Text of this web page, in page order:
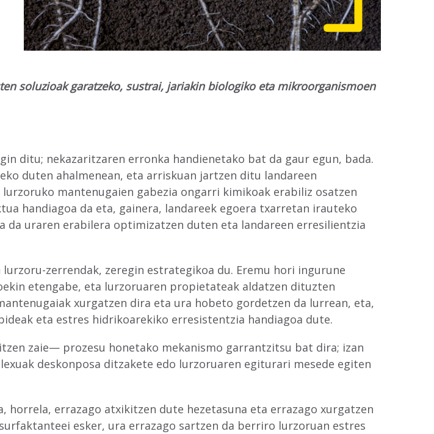
soluzioak garatzeko, sustrai, jariakin biologiko eta mikroorganismoen
ditu; nekazaritzaren erronka handienetako bat da gaur egun, bada.
duten ahalmenean, eta arriskuan jartzen ditu landareen
mantenugaien gabezia ongarri kimikoak erabiliz osatzen
handiagoa da eta, gainera, landareek egoera txarretan irauteko
uraren erabilera optimizatzen duten eta landareen erresilientzia
zerrendak, zeregin estrategikoa du. Eremu hori ingurune
etengabe, eta lurzoruaren propietateak aldatzen dituzten
xurgatzen dira eta ura hobeto gordetzen da lurrean, eta,
eta estres hidrikoarekiko erresistentzia handiagoa dute.
zaie— prozesu honetako mekanismo garrantzitsu bat dira; izan
deskonposa ditzakete edo lurzoruaren egiturari mesede egiten
errazago atxikitzen dute hezetasuna eta errazago xurgatzen
esker, ura errazago sartzen da berriro lurzoruan estres